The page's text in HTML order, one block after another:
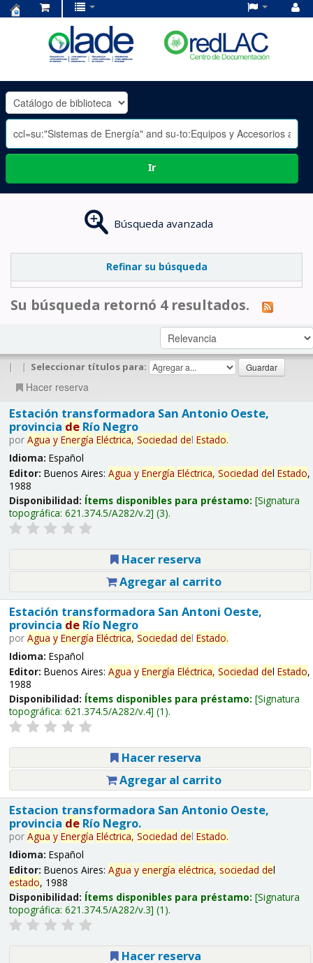
OLADE
-
Ir
Búsqueda avanzada
Refinar su búsqueda
Su búsqueda retornó 4 resultados.
| | Seleccionar títulos para:
Hacer reserva
Estación transformadora San Antonio Oeste,
provincia deRío Negro
por Agua y Energía Eléctrica, Sociedad del Estado.
Idioma: Español
Editor: Buenos Aires: Agua y Energía Eléctrica, Sociedad del Estado,
1988
Disponibilidad: Ítems disponibles para préstamo: Signatura
topográfica: 621.374.5/A282/v.2 (3).
Hacer reserva
Agregar al carrito
Estación transformadora San Antoni Oeste,
provincia deRío Negro
por Agua y Energía Eléctrica, Sociedad del Estado.
Idioma: Español
Editor: Buenos Aires: Agua y Energía Eléctrica, Sociedad del Estado,
1988
Disponibilidad: Ítems disponibles para préstamo: Signatura
topográfica: 621.374.5/A282/v.4 (1).
Hacer reserva
Agregar al carrito
Estacion transformadora San Antonio Oeste,
provincia deRío Negro.
por Agua y Energía Eléctrica, Sociedad del Estado.
Idioma: Español
Editor: Buenos Aires: Agua y energía eléctrica, sociedad del
estado, 1988
Disponibilidad: Ítems disponibles para préstamo: Signatura
topográfica: 621.374.5/A282/v.3 (1).
Hacer reserva